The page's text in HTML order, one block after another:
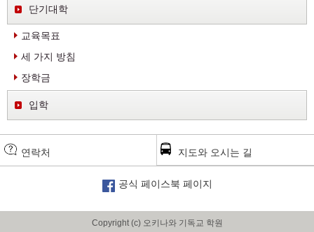
단기대학
교육목표
세 가지 방침
장학금
입학
연락처 지도와 오시는 길
공식 페이스북 페이지
Copyright (c) 오키나와 기독교 학원